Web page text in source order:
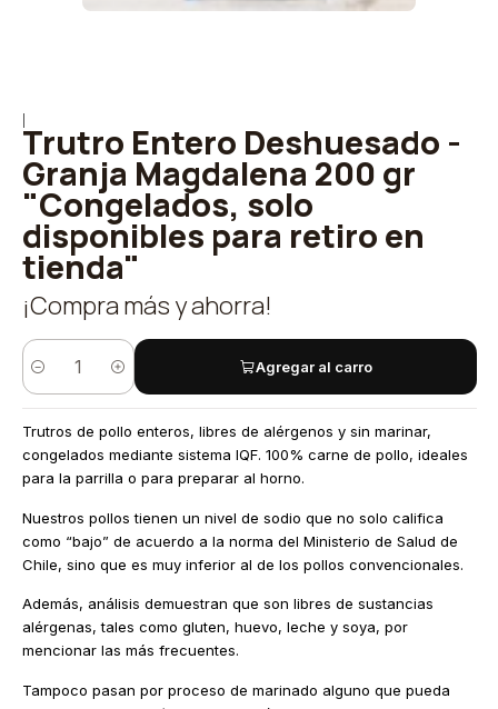
Trutro Entero Deshuesado -
Granja Magdalena 200 gr
"Congelados, solo
disponibles para retiro en
tienda"
¡Compra más y ahorra!
Cantidad
Agregar al carro
Trutros de pollo enteros, libres de alérgenos y sin marinar,
congelados mediante sistema IQF. 100% carne de pollo, ideales
para la parrilla o para preparar al horno.
Nuestros pollos tienen un nivel de sodio que no solo califica
como “bajo” de acuerdo a la norma del Ministerio de Salud de
Chile, sino que es muy inferior al de los pollos convencionales.
Además, análisis demuestran que son libres de sustancias
alérgenas, tales como gluten, huevo, leche y soya, por
mencionar las más frecuentes.
Tampoco pasan por proceso de marinado alguno que pueda